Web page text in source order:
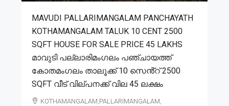
MAVUDI PALLARIMANGALAM PANCHAYATH
KOTHAMANGALAM TALUK 10 CENT 2500
SQFT HOUSE FOR SALE PRICE 45 LAKHS
മാവുടി പല്ലാരിമംഗലം പഞ്ചായത്ത്
കോതമംഗലം താലൂക്ക് 10 സെൻ്റ് 2500
SQFT വീട് വില്പനക്ക് വില 45 ലക്ഷം
KOTHAMANGALAM,PALLARIMANGALAM,